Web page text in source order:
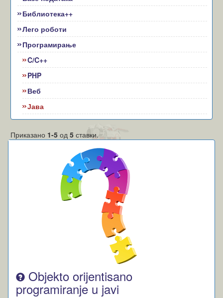
Библиотека++
Лего роботи
Програмирање
C/C++
PHP
Веб
Јава
Приказано 1-5 од5 ставки.
Objekto orijentisano
programiranje u javi